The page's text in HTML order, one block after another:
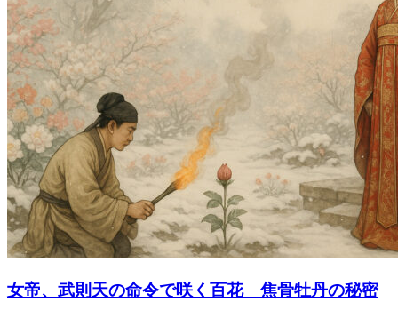
女帝、武則天の命令で咲く百花 焦骨牡丹の秘密